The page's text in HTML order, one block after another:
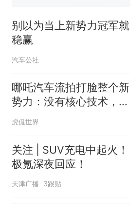
别以为当上新势力冠军就
稳赢
汽车公社
哪吒汽车流拍打脸整个新
势力：没有核心技术，所
有繁华都是泡沫
虎侃世界
关注 | SUV充电中起火！
极氪深夜回应！
天津广播 3跟贴